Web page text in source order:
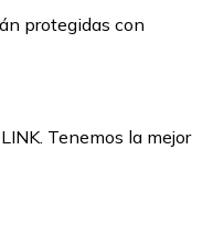
protegidas con
Tenemos la mejor